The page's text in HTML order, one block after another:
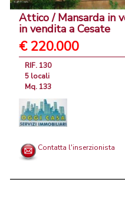
Attico / Mansarda in
in vendita a Cesate
€ 220.000
RIF. 130
5 locali
Mq. 133
Contatta l'inserzionista